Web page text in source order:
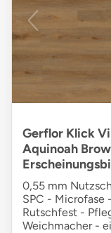
Gerflor Klick
Aquinoah
0,55 mm
SPC - Microfase
Rutschfest -
Weichmacher -